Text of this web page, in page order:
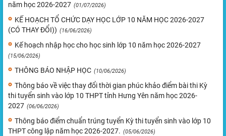
năm học 2026-2027 (01/07/2026)
KẾ HOẠCH TỔ CHỨC DẠY HỌC LỚP 10 NĂM HỌC 2026-2027
(CÓ THAY ĐỔI)) (16/06/2026)
Kế hoạch nhập học cho học sinh lớp 10 năm học 2026-2027
(15/06/2026)
THÔNG BÁO NHẬP HỌC (10/06/2026)
Thông báo về việc thay đổi thời gian phúc khảo điểm bài thi Kỳ
thi tuyển sinh vào lớp 10 THPT tỉnh Hưng Yên năm học 2026-
2027 (06/06/2026)
Thông báo điểm chuẩn trúng tuyển Kỳ thi tuyển sinh vào lớp 10
THPT công lập năm học 2026-2027. (05/06/2026)